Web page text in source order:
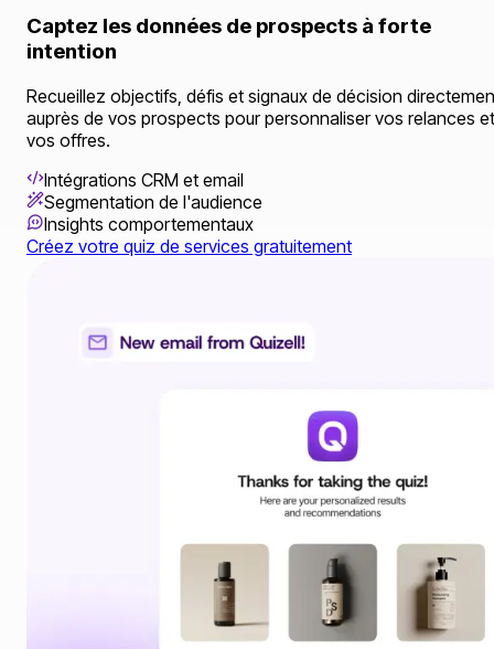
Captez les données de prospects à forte
intention
Recueillez objectifs, défis et signaux de décision
auprès de vos prospects pour personnaliser vos relances et
vos offres.
Intégrations CRM et email
Segmentation de l'audience
Insights comportementaux
Créez votre quiz de services gratuitement